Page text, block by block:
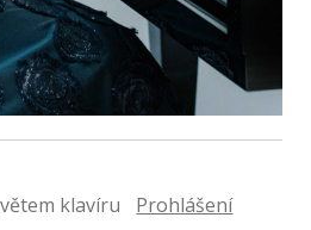
klavíru Prohlášení